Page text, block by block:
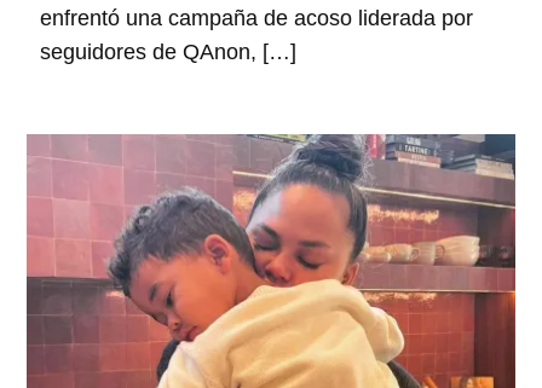
enfrentó una campaña de acoso liderada por
seguidores de QAnon, […]